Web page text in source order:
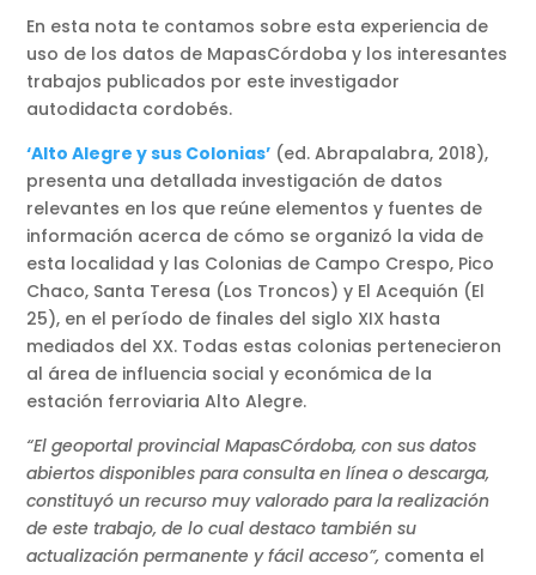
En esta nota te contamos sobre esta experiencia de
uso de los datos de MapasCórdoba y los interesantes
trabajos publicados por este investigador
autodidacta cordobés.
‘Alto Alegre y sus Colonias’ (ed. Abrapalabra, 2018),
presenta una detallada investigación de datos
relevantes en los que reúne elementos y fuentes de
información acerca de cómo se organizó la vida de
esta localidad y las Colonias de Campo Crespo, Pico
Chaco, Santa Teresa (Los Troncos) y El Acequión (El
25), en el período de finales del siglo XIX hasta
mediados del XX. Todas estas colonias pertenecieron
al área de influencia social y económica de la
estación ferroviaria Alto Alegre.
“El geoportal provincial MapasCórdoba, con sus datos
abiertos disponibles para consulta en línea o descarga,
constituyó un recurso muy valorado para la realización
de este trabajo, de lo cual destaco también su
actualización permanente y fácil acceso”, comenta el